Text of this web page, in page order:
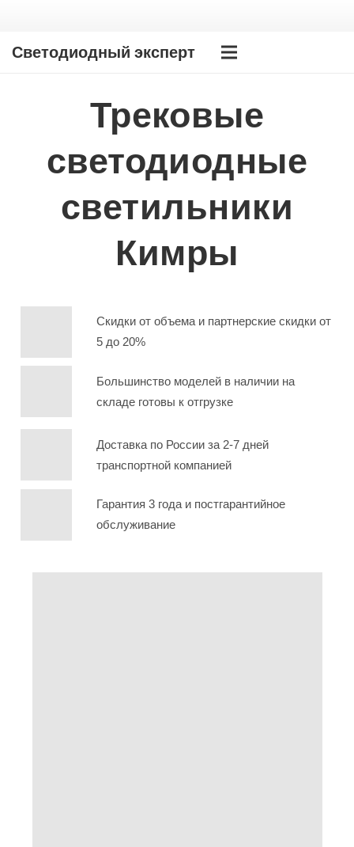
Светодиодный эксперт
Трековые
светодиодные
светильники
Кимры
Скидки от объема и партнерские скидки от
5 до 20%
Большинство моделей в наличии на
складе готовы к отгрузке
Доставка по России за 2-7 дней
транспортной компанией
Гарантия 3 года и постгарантийное
обслуживание